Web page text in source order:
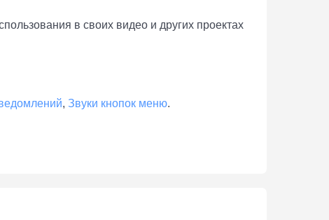
в своих видео и других проектах
, Звуки кнопок меню.